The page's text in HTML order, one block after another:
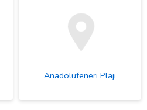
Anadolufeneri Plajı